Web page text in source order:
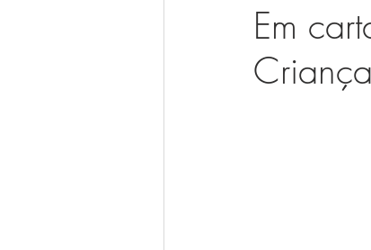
Em
Criança